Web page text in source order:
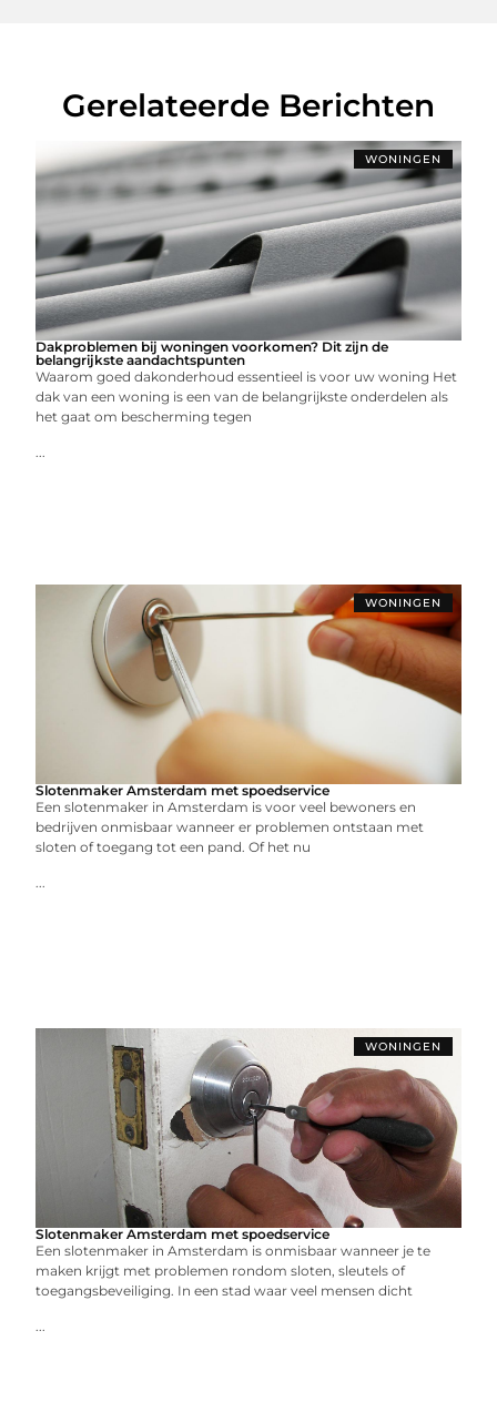
Gerelateerde Berichten
WONINGEN
Dakproblemen bij woningen voorkomen? Dit zijn de
belangrijkste aandachtspunten
Waarom goed dakonderhoud essentieel is voor uw woning Het
dak van een woning is een van de belangrijkste onderdelen als
het gaat om bescherming tegen
...
WONINGEN
Slotenmaker Amsterdam met spoedservice
Een slotenmaker in Amsterdam is voor veel bewoners en
bedrijven onmisbaar wanneer er problemen ontstaan met
sloten of toegang tot een pand. Of het nu
...
WONINGEN
Slotenmaker Amsterdam met spoedservice
Een slotenmaker in Amsterdam is onmisbaar wanneer je te
maken krijgt met problemen rondom sloten, sleutels of
toegangsbeveiliging. In een stad waar veel mensen dicht
...